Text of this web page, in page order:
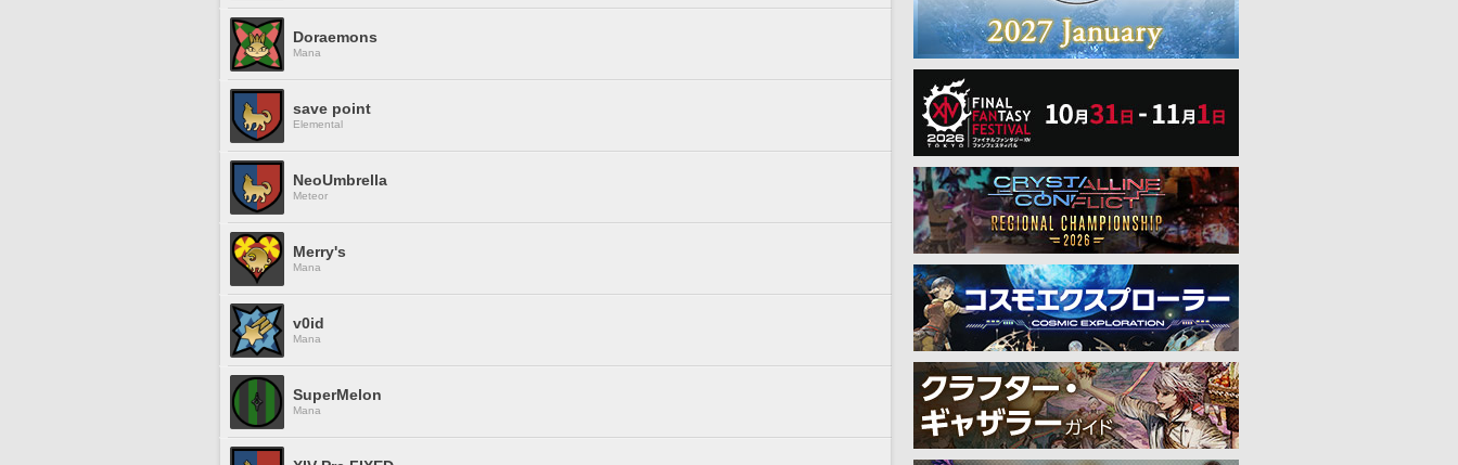
Doraemons
Mana
save point
Elemental
NeoUmbrella
Meteor
Merry's
Mana
v0id
Mana
SuperMelon
Mana